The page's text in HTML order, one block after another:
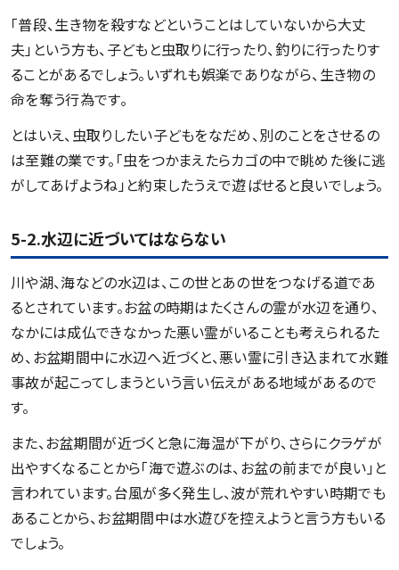
「普段、生き物を殺すなどということはしていないから大丈
夫」という方も、子どもと虫取りに行ったり、釣りに行ったりす
ることがあるでしょう。いずれも娯楽でありながら、生き物の
命を奪う行為です。
とはいえ、虫取りしたい子どもをなだめ、別のことをさせるの
は至難の業です。「虫をつかまえたらカゴの中で眺めた後に逃
がしてあげようね」と約束したうえで遊ばせると良いでしょう。
5-2.水辺に近づいてはならない
川や湖、海などの水辺は、この世とあの世をつなげる道であ
るとされています。お盆の時期はたくさんの霊が水辺を通り、
なかには成仏できなかった悪い霊がいることも考えられるた
め、お盆期間中に水辺へ近づくと、悪い霊に引き込まれて水難
事故が起こってしまうという言い伝えがある地域があるので
す。
また、お盆期間が近づくと急に海温が下がり、さらにクラゲが
出やすくなることから「海で遊ぶのは、お盆の前までが良い」と
言われています。台風が多く発生し、波が荒れやすい時期でも
あることから、お盆期間中は水遊びを控えようと言う方もいる
でしょう。